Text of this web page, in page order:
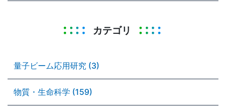
カテゴリ
量子ビーム応用研究 (3)
物質・生命科学 (159)